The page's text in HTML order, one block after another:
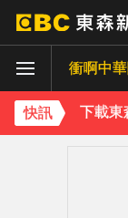
衝啊中
快訊
下載東